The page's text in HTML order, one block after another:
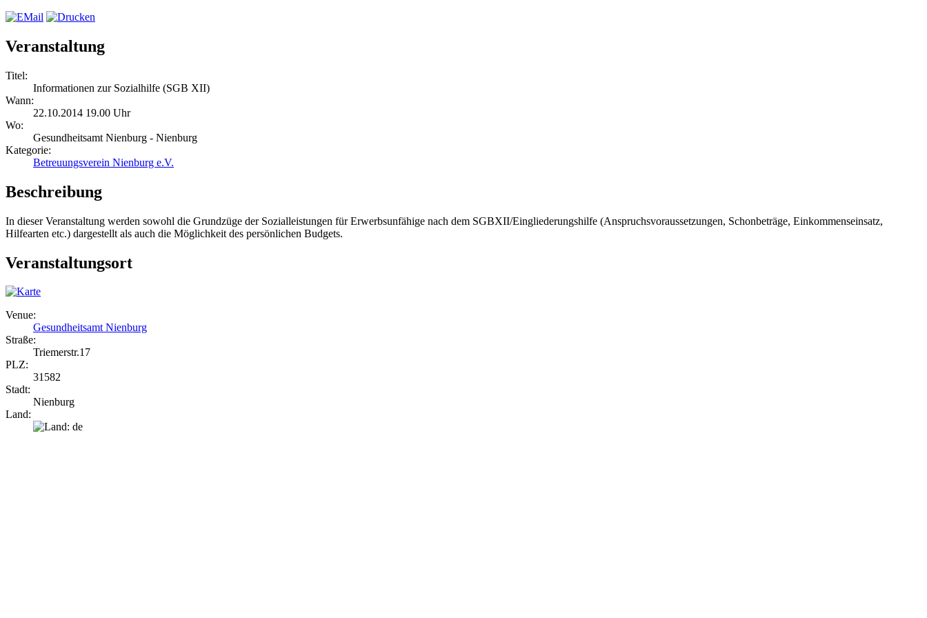
Veranstaltung
Titel:
Informationen zur Sozialhilfe (SGB XII)
Wann:
22.10.2014 19.00 Uhr
Wo:
Gesundheitsamt Nienburg - Nienburg
Kategorie:
Betreuungsverein Nienburg e.V.
Beschreibung
In dieser Veranstaltung werden sowohl die Grundzüge der Sozialleistungen für Erwerbsunfähige nach dem SGBXII/Eingliederungshilfe (Anspruchsvoraussetzungen, Schonbeträge, Einkommenseinsatz,
Hilfearten etc.) dargestellt als auch die Möglichkeit des persönlichen Budgets.
Veranstaltungsort
Venue:
Gesundheitsamt Nienburg
Straße:
Triemerstr.17
PLZ:
31582
Stadt:
Nienburg
Land: